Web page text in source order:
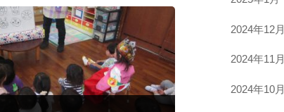
2024年12月
2024年11月
2024年10月